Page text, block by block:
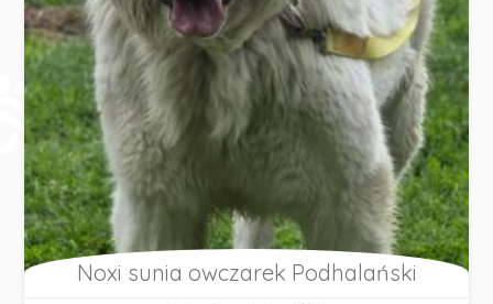
Noxi sunia owczarek Podhalański